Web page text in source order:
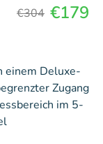
€304 €179
einem Deluxe-
Zugang
im 5-